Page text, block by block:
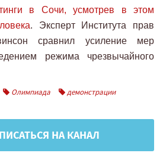
в Сочи, усмотрев в этом
. Эксперт Института прав
сравнил усиление мер
режима чрезвычайного
Олимпиада демонстрации
НА КАНАЛ